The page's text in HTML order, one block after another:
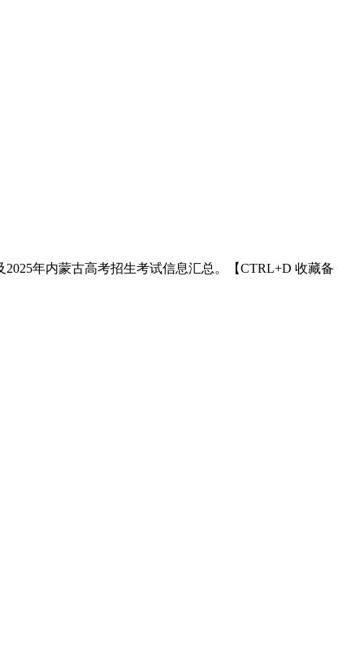
年内蒙古高考招生考试信息汇总。【CTRL+D 收藏备